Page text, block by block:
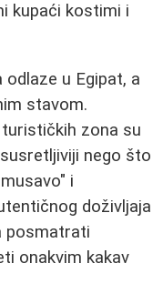
kupaći kostimi i
u Egipat, a
stavom.
zona su
nego što
i
doživljaja
posmatrati
onakvim kakav